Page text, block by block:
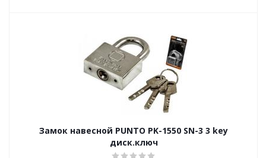
Замок навесной PUNTO PK-1550 SN-3 3 key
диск.ключ